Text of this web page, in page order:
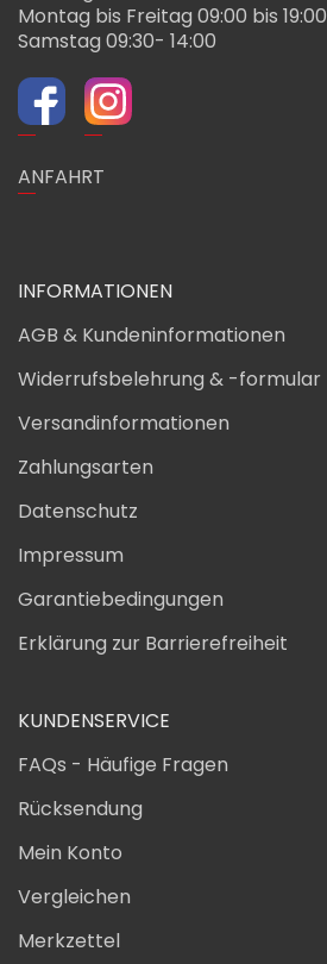
Montag bis Freitag 09:00 bis 19:00
Samstag 09:30- 14:00
ANFAHRT
INFORMATIONEN
AGB & Kundeninformationen
Widerrufsbelehrung & -formular
Versandinformationen
Zahlungsarten
Datenschutz
Impressum
Garantiebedingungen
Erklärung zur Barrierefreiheit
KUNDENSERVICE
FAQs - Häufige Fragen
Rücksendung
Mein Konto
Vergleichen
Merkzettel